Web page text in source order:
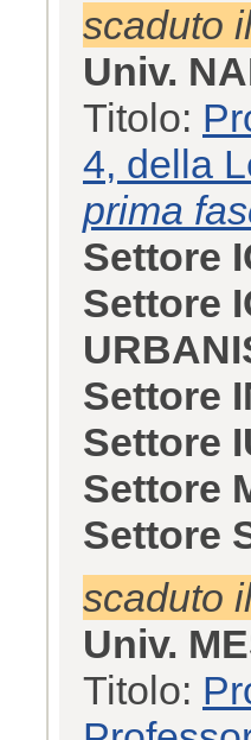
scaduto
Univ.
Titolo:
4, della
prima
Settore
Settore
Settore
Settore
Settore
Settore
scaduto
Univ.
Titolo: